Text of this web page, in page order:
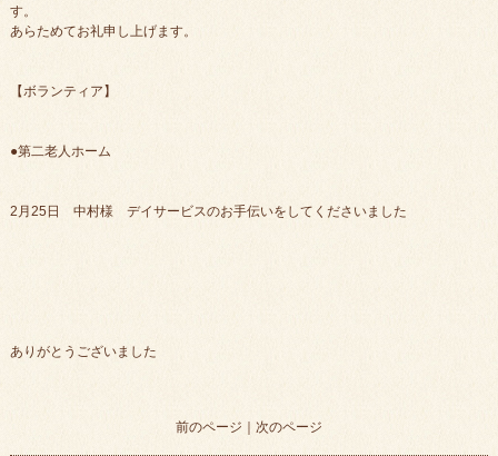
す。
あらためてお礼申し上げます。
【ボランティア】
●第二老人ホーム
2月25日 中村様 デイサービスのお手伝いをしてくださいました
ありがとうございました
前のページ ｜ 次のページ